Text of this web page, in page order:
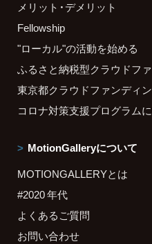
メリット・デメリット
Fellowship
"ローカル"の活動を始める
ふるさと納税型クラウドフ
東京都クラウドファンディ
コロナ対策支援プログラム
MotionGalleryについて
MOTIONGALLERYとは
#2020 年代
よくあるご質問
お問い合わせ